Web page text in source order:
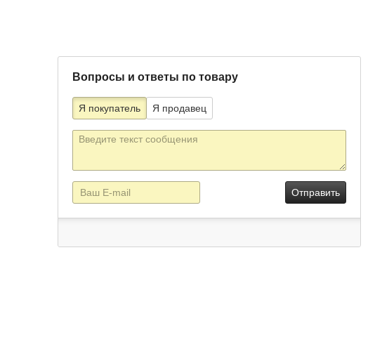
Вопросы и ответы по товару
Я покупатель Я продавец
Текст
E-
mail